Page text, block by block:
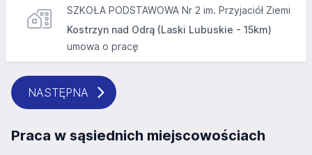
SZKOŁA PODSTAWOWA Nr 2 im. Przyjaciół Ziemi
Kostrzyn nad Odrą (Laski Lubuskie - 15km)
umowa o pracę
NASTĘPNA
Praca w sąsiednich miejscowościach